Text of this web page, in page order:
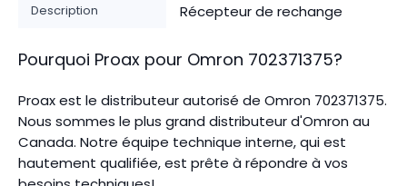
Description Récepteur de rechange
Pourquoi Proax pour Omron 702371375?
Proax est le distributeur autorisé de Omron 702371375.
Nous sommes le plus grand distributeur d'Omron au
Canada. Notre équipe technique interne, qui est
hautement qualifiée, est prête à répondre à vos